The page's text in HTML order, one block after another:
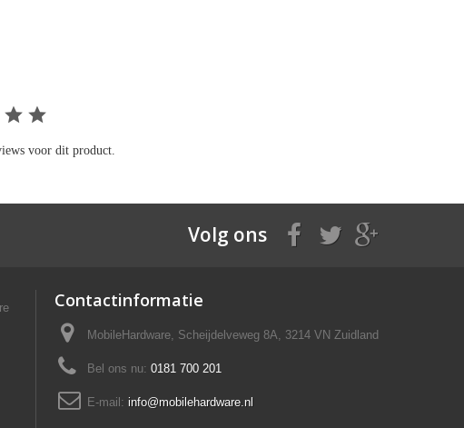
voor dit product.
Volg ons
Contactinformatie
MobileHardware, Scheijdelveweg 8A, 3214 VN Zuidland
Bel ons nu:0181 700 201
E-mail:info@mobilehardware.nl